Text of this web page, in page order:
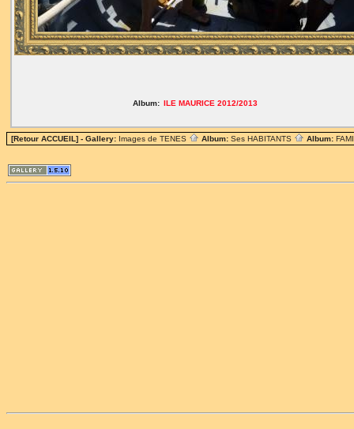
Album: ILE MAURICE 2012/2013
[Retour ACCUEIL] - Gallery: Images de TENES Album: Ses HABITANTS Album: